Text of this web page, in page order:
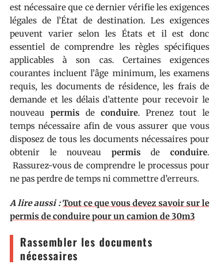
est nécessaire que ce dernier vérifie les exigences
légales de l’État de destination. Les exigences
peuvent varier selon les États et il est donc
essentiel de comprendre les règles spécifiques
applicables à son cas. Certaines exigences
courantes incluent l’âge minimum, les examens
requis, les documents de résidence, les frais de
demande et les délais d’attente pour recevoir le
nouveau permis de conduire. Prenez tout le
temps nécessaire afin de vous assurer que vous
disposez de tous les documents nécessaires pour
obtenir le nouveau permis deconduire.
Rassurez-vous de comprendre le processus pour
ne pas perdre de temps ni commettre d’erreurs.
A lire aussi : Tout ce que vous devez savoir sur le
permis de conduire pour un camion de 30m3
Rassembler les documents
nécessaires